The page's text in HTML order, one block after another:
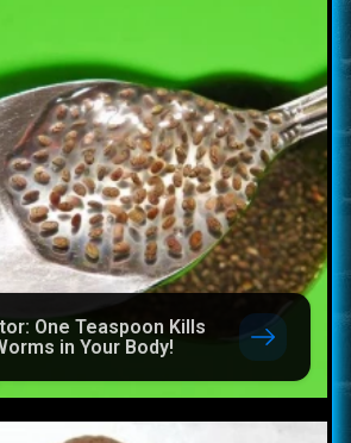
One Teaspoon Kills
in Your Body!